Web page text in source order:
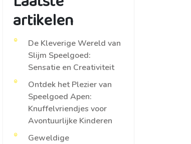
artikelen
De Kleverige Wereld van
Slijm Speelgoed:
Sensatie en Creativiteit
Ontdek het Plezier van
Speelgoed Apen:
Knuffelvriendjes voor
Avontuurlijke Kinderen
Geweldige